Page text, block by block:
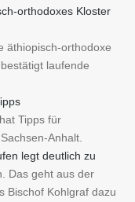
orthodoxes Kloster
äthiopisch-orthodoxe
laufende
Tipps für
Anhalt.
legt deutlich zu
Das geht aus der
Bischof Kohlgraf dazu